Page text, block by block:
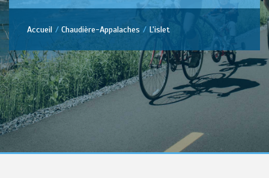
Accueil Chaudière-Appalaches L'islet